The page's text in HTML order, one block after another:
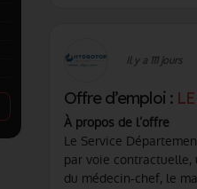
Il y a 111 jours
Offre d’emploi :
À propos de l’offre
Le Service
par voie
du médecin-chef, le